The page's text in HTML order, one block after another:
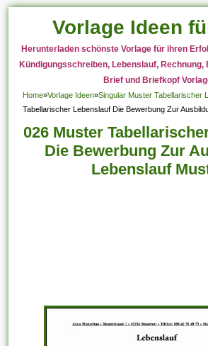
Vorlage Ideen
Herunterladen schönste Vorlage für ihren
Kündigungsschreiben, Lebenslauf, Rechnung,
Brief und Briefkopf
Home»Vorlage Ideen»Singular Muster Tabellarischer
Tabellarischer Lebenslauf Die Bewerbung Zur
026 Muster
Die Bewerbung Zur
Lebenslauf